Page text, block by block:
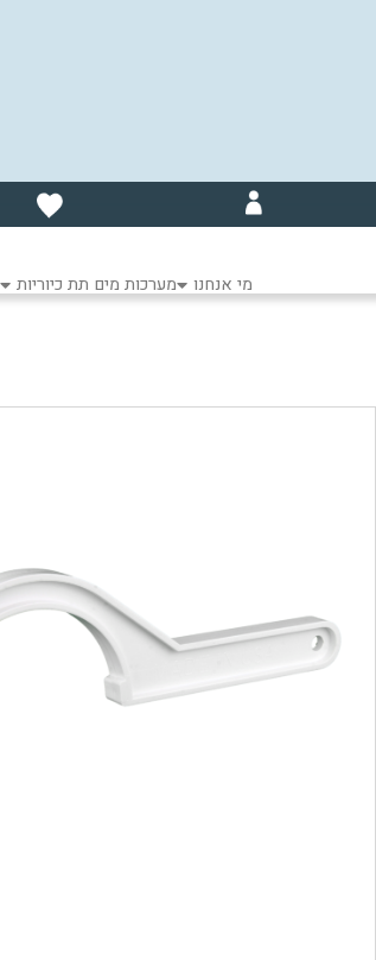
מי אנחנו מערכות מים תת כיוריות